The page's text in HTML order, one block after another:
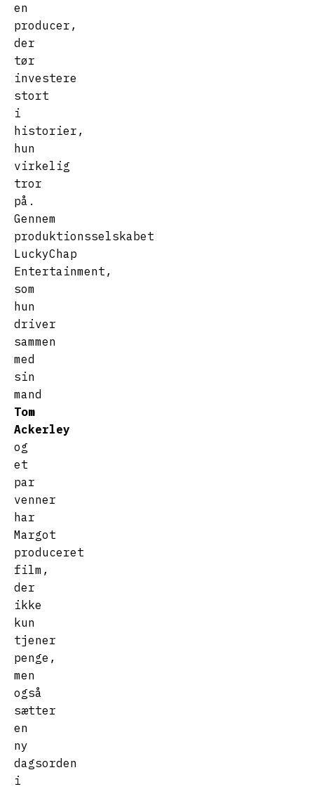
en
producer,
der
tør
investere
stort
i
historier,
hun
virkelig
tror
på.
Gennem
produktionsselskabet
LuckyChap
Entertainment,
som
hun
driver
sammen
med
sin
mand
Tom
Ackerley
og
et
par
venner
har
Margot
produceret
film,
der
ikke
kun
tjener
penge,
men
også
sætter
en
ny
dagsorden
i